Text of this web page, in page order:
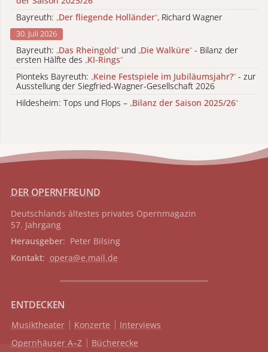
Bayreuth: „Der fliegende Holländer“, Richard Wagner
30. Juli 2026
Bayreuth: „Das Rheingold“ und „Die Walküre“ - Bilanz der
ersten Hälfte des „KI-Rings“
Pionteks Bayreuth: „Keine Festspiele im Jubiläumsjahr?“ - zur
Ausstellung der Siegfried-Wagner-Gesellschaft 2026
Hildesheim: Tops und Flops – „Bilanz der Saison 2025/26“
DER OPERNFREUND
Deutschlands ältestes privates Opernmagazin
57. Jahrgang
Herausgeber: Peter Bilsing
Kontakt: opera@e.mail.de
ENTDECKEN
Musiktheater Konzerte
Interviews
Opernhäuser A–Z
Bücherecke